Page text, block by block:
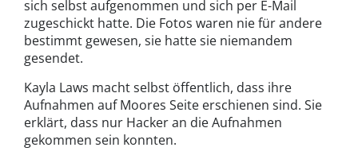
sich selbst aufgenommen und sich per E-Mail
zugeschickt hatte. Die Fotos waren nie für andere
bestimmt gewesen, sie hatte sie niemandem
gesendet.
Kayla Laws macht selbst öffentlich, dass ihre
Aufnahmen auf Moores Seite erschienen sind. Sie
erklärt, dass nur Hacker an die Aufnahmen
gekommen sein konnten.